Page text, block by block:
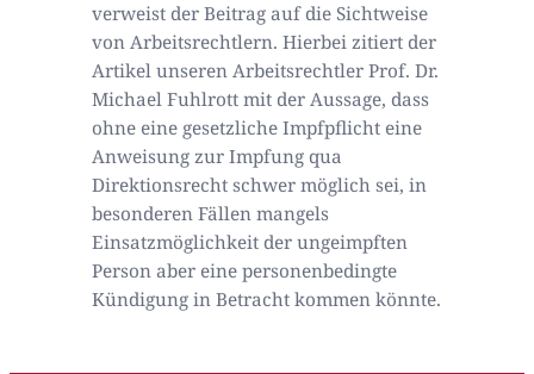
verweist der Beitrag auf die Sichtweise
von Arbeitsrechtlern. Hierbei zitiert der
Artikel unseren Arbeitsrechtler Prof. Dr.
Michael Fuhlrott mit der Aussage, dass
ohne eine gesetzliche Impfpflicht eine
Anweisung zur Impfung qua
Direktionsrecht schwer möglich sei, in
besonderen Fällen mangels
Einsatzmöglichkeit der ungeimpften
Person aber eine personenbedingte
Kündigung in Betracht kommen könnte.